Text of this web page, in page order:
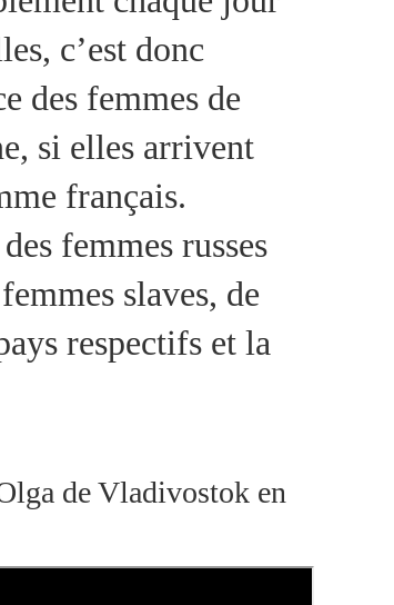
c’est donc
des femmes de
si elles arrivent
français.
femmes russes
slaves, de
respectifs et la
de Vladivostok en